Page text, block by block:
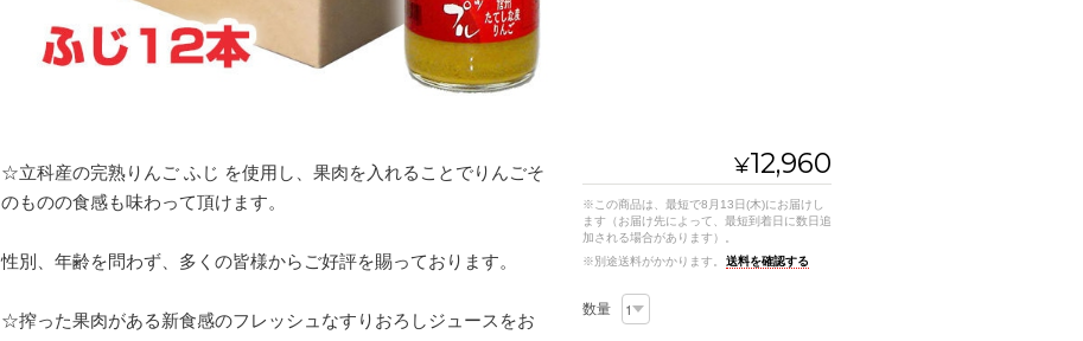
☆立科産の完熟りんご ふじ を使用し、果肉を入れることでりんごそ
のものの食感も味わって頂けます。
性別、年齢を問わず、多くの皆様からご好評を賜っております。
☆搾った果肉がある新食感のフレッシュなすりおろしジュースをお
¥12,960
※この商品は、最短で8月13日(木)にお届けし
ます（お届け先によって、最短到着日に数日追
加される場合があります）。
※別途送料がかかります。 送料を確認する
数量